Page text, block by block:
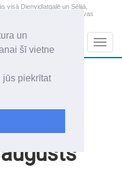
un
šī vietne
jūs piekrītat
visā Dienvidlatgalē un Sēlijā,
valstspilsētu, Augšdaugavas
+21.2